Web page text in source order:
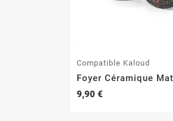
Compatible Kaloud
Foyer Céramique
9,90 €